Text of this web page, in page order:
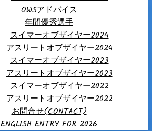
OWSアドバイス
年間優秀選手
スイマーオブザイヤー2024
アスリートオブザイヤー2024
スイマーオブザイヤー2023
アスリートオブザイヤー2023
スイマーオブザイヤー2022
アスリートオブザイヤー2022
お問合せ(CONTACT)
ENGLISH ENTRY FOR 2026